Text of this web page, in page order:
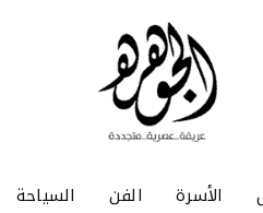
الأسرة الفن السياحة